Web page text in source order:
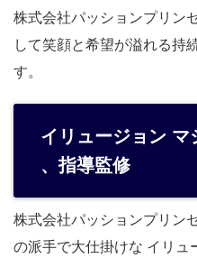
株式会社パッションプリン
して笑顔と希望が溢れる持
す。
イリュージョン
、指導監修
株式会社パッションプリン
の派手で大仕掛けな イリュ